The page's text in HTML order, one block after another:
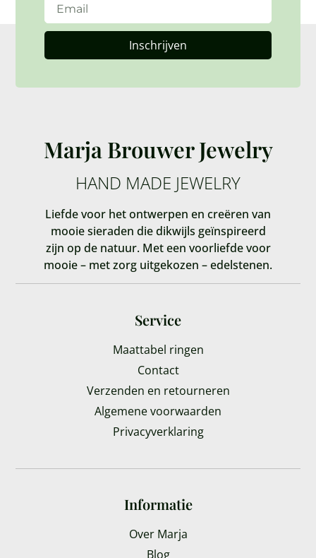
Inschrijven
Marja Brouwer Jewelry
HAND MADE JEWELRY
Liefde voor het ontwerpen en creëren van
mooie sieraden die dikwijls geïnspireerd
zijn op de natuur. Met een voorliefde voor
mooie – met zorg uitgekozen – edelstenen.
Service
Maattabel ringen
Contact
Verzenden en retourneren
Algemene voorwaarden
Privacyverklaring
Informatie
Over Marja
Blog